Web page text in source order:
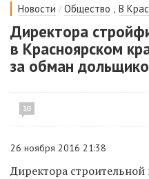
Новости / Общество , В
Директора
в Красноярском
за обман
10
26 ноября 2016 21:38
Директора